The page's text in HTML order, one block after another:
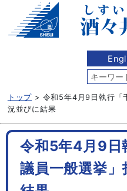
トップ > 令和5年4月9日執行「
況並びに結果
令和5年4月9日
議員一般選挙